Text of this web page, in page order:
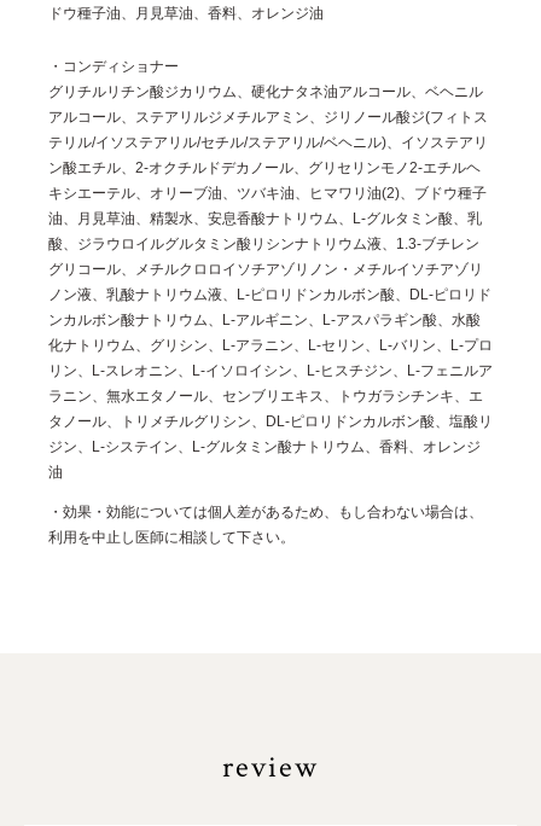
ドウ種子油、月見草油、香料、オレンジ油
・コンディショナー
グリチルリチン酸ジカリウム、硬化ナタネ油アルコール、ベヘニル
アルコール、ステアリルジメチルアミン、ジリノール酸ジ(フィトス
テリル/イソステアリル/セチル/ステアリル/ベヘニル)、イソステアリ
ン酸エチル、2-オクチルドデカノール、グリセリンモノ2-エチルヘ
キシエーテル、オリーブ油、ツバキ油、ヒマワリ油(2)、ブドウ種子
油、月見草油、精製水、安息香酸ナトリウム、L-グルタミン酸、乳
酸、ジラウロイルグルタミン酸リシンナトリウム液、1.3-ブチレン
グリコール、メチルクロロイソチアゾリノン・メチルイソチアゾリ
ノン液、乳酸ナトリウム液、L-ピロリドンカルボン酸、DL-ピロリド
ンカルボン酸ナトリウム、L-アルギニン、L-アスパラギン酸、水酸
化ナトリウム、グリシン、L-アラニン、L-セリン、L-バリン、L-プロ
リン、L-スレオニン、L-イソロイシン、L-ヒスチジン、L-フェニルア
ラニン、無水エタノール、センブリエキス、トウガラシチンキ、エ
タノール、トリメチルグリシン、DL-ピロリドンカルボン酸、塩酸リ
ジン、L-システイン、L-グルタミン酸ナトリウム、香料、オレンジ
油
・効果・効能については個人差があるため、もし合わない場合は、
利用を中止し医師に相談して下さい。
review